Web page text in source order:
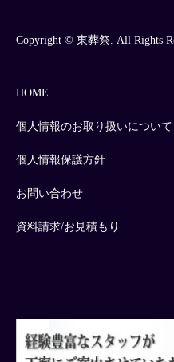
Copyright © 東葬祭. All Rights
HOME
個人情報のお取り扱いについて
個人情報保護方針
お問い合わせ
資料請求/お見積もり